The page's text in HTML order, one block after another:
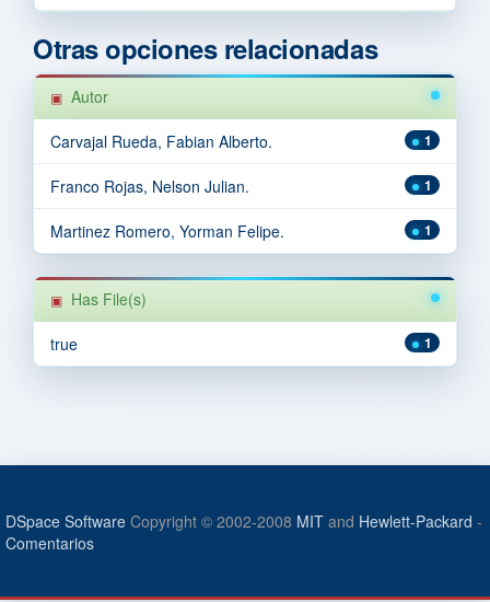
Otras opciones relacionadas
Autor
1
Carvajal Rueda, Fabian Alberto.
1
Franco Rojas, Nelson Julian.
1
Martinez Romero, Yorman Felipe.
Has File(s)
1
true
DSpace Software Copyright © 2002-2008 MIT and Hewlett-Packard -
Comentarios